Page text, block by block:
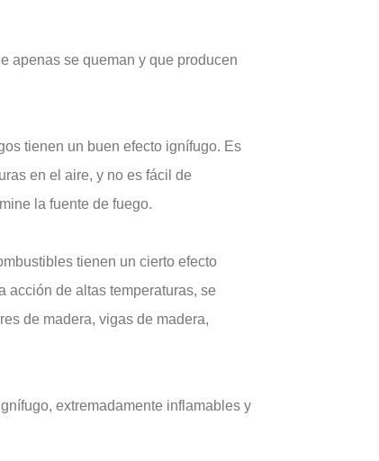
apenas se queman y que producen
tienen un buen efecto ignífugo. Es
en el aire, y no es fácil de
la fuente de fuego.
tienen un cierto efecto
acción de altas temperaturas, se
de madera, vigas de madera,
extremadamente inflamables y